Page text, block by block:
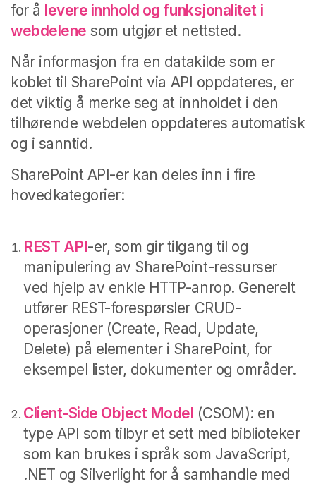
for å levere innhold og funksjonalitet i
webdelene som utgjør et nettsted.
Når informasjon fra en datakilde som er
koblet til SharePoint via API oppdateres, er
det viktig å merke seg at innholdet i den
tilhørende webdelen oppdateres automatisk
og i sanntid.
SharePoint API-er kan deles inn i fire
hovedkategorier:
REST API-er, som gir tilgang til og
manipulering av SharePoint-ressurser
ved hjelp av enkle HTTP-anrop. Generelt
utfører REST-forespørsler CRUD-
operasjoner (Create, Read, Update,
Delete) på elementer i SharePoint, for
eksempel lister, dokumenter og områder.
Client-Side Object Model (CSOM): en
type API som tilbyr et sett med biblioteker
som kan brukes i språk som JavaScript,
.NET og Silverlight for å samhandle med